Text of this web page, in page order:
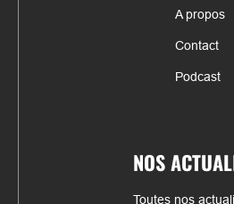
A propos
Contact
Podcast
NOS
Toutes nos